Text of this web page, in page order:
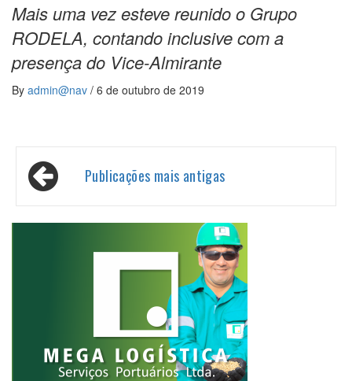
Mais uma vez esteve reunido o Grupo
RODELA, contando inclusive com a
presença do Vice-Almirante
By admin@nav / 6 de outubro de 2019
Navegação
por
posts
Publicações mais antigas